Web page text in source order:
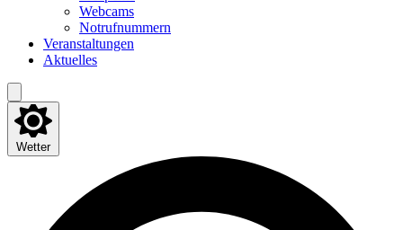
Web­cams
Not­ruf­num­mern
Ver­an­stal­tun­gen
Aktu­el­les
Wetter